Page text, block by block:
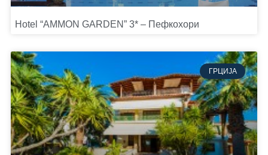
Hotel “AMMON GARDEN” 3* – Пефкохори
ГРЦИЈА